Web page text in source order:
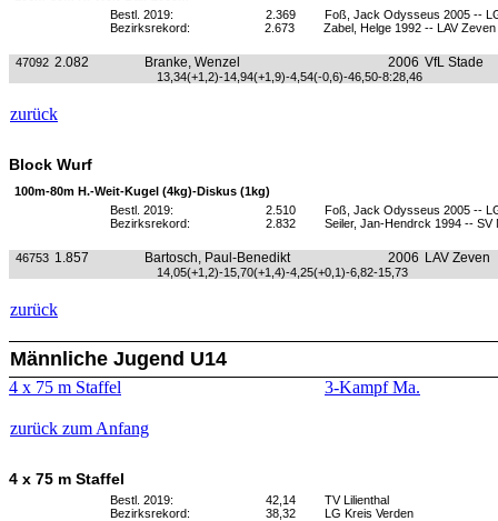
Bestl. 2019:
2.369
Foß, Jack Odysseus 2005 --
Bezirksrekord:
2.673 Zabel, Helge 1992 -- LAV Zeven
47092 2.082 Branke, Wenzel 2006 VfL Stade
13,34(+1,2)-14,94(+1,9)-4,54(-0,6)-46,50-8:28,46
zurück
Block Wurf
100m-80m H.-Weit-Kugel (4kg)-Diskus (1kg)
Bestl. 2019:
2.510
Foß, Jack Odysseus 2005 --
Bezirksrekord:
2.832 Seiler, Jan-Hendrck 1994 -- SV
46753 1.857 Bartosch, Paul-Benedikt 2006 LAV Zeven
14,05(+1,2)-15,70(+1,4)-4,25(+0,1)-6,82-15,73
zurück
Männliche Jugend U14
4 x 75 m Staffel 3-Kampf Ma.
zurück zum Anfang
4 x 75 m Staffel
Bestl. 2019: 42,14
TV Lilienthal
Bezirksrekord:
38,32 LG Kreis Verden